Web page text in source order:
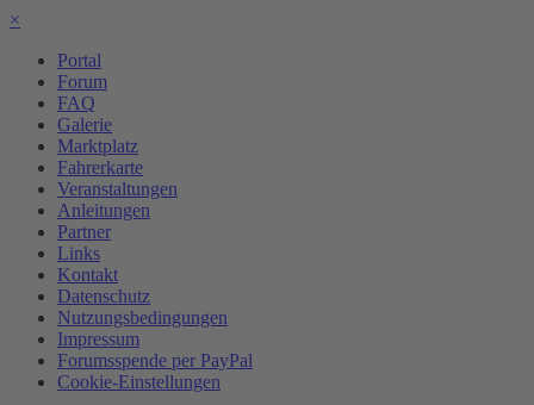
×
Portal
Forum
FAQ
Galerie
Marktplatz
Fahrerkarte
Veranstaltungen
Anleitungen
Partner
Links
Kontakt
Datenschutz
Nutzungsbedingungen
Impressum
Forumsspende per PayPal
Cookie-Einstellungen